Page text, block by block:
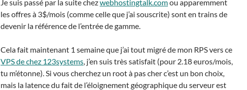
Je suis passé par la suite chezwebhostingtalk.comou apparemment
les offres à 3$/mois (comme celle que j’ai souscrite) sont en trains de
devenir la référence de l’entrée de gamme.
Cela fait maintenant 1 semaine que j’ai tout migré de mon RPS vers ce
VPS de chez 123systems, j’en suis très satisfait (pour 2.18 euros/mois,
tu m’étonne). Si vous cherchez un root à pas cher c’est un bon choix,
mais la latence du fait de l’éloignement géographique du serveur est